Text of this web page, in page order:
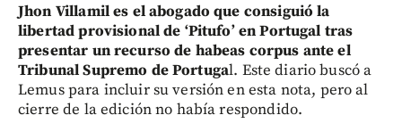
Jhon Villamil es el abogado que consiguió la
libertad provisional de ‘Pitufo’ en Portugal tras
presentar un recurso de habeas corpus ante el
Tribunal Supremo de Portugal. Este diario buscó a
Lemus para incluir su versión en esta nota, pero al
cierre de la edición no había respondido.